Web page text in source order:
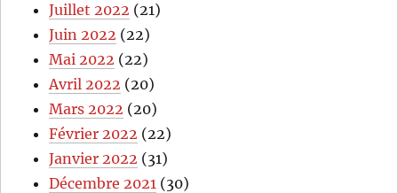
Juillet 2022 (21)
Juin 2022 (22)
Mai 2022 (22)
Avril 2022 (20)
Mars 2022 (20)
Février 2022 (22)
Janvier 2022 (31)
Décembre 2021 (30)